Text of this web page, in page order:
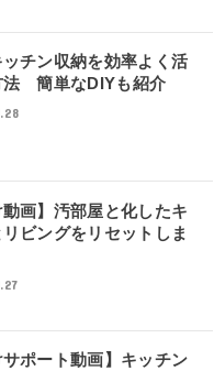
チン収納を効率よく活
法 簡単なDIYも紹介
動画】汚部屋と化したキ
リビングをリセットしま
サポート動画】キッチン